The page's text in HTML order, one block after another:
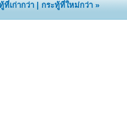
ที่เก่ากว่า |กระทู้ที่ใหม่กว่า »